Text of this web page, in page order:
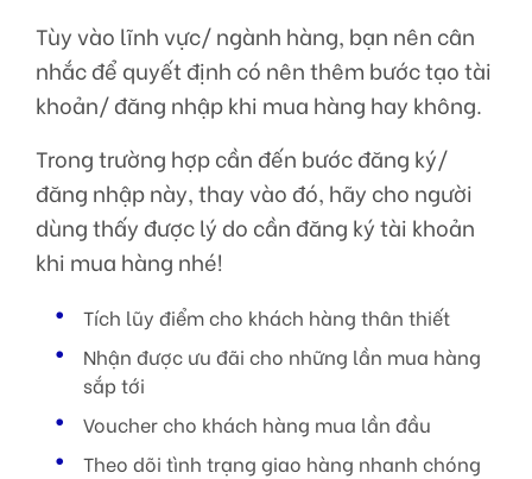
Tùy vào lĩnh vực/ ngành hàng, bạn nên cân
nhắc để quyết định có nên thêm bước tạo tài
khoản/ đăng nhập khi mua hàng hay không.
Trong trường hợp cần đến bước đăng ký/
đăng nhập này, thay vào đó, hãy cho người
dùng thấy được lý do cần đăng ký tài khoản
khi mua hàng nhé!
Tích lũy điểm cho khách hàng thân thiết
Nhận được ưu đãi cho những lần mua hàng
sắp tới
Voucher cho khách hàng mua lần đầu
Theo dõi tình trạng giao hàng nhanh chóng